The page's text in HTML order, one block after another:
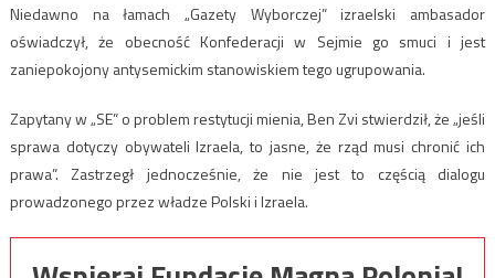
Niedawno na łamach „Gazety Wyborczej” izraelski ambasador
oświadczył, że obecność Konfederacji w Sejmie go smuci i jest
zaniepokojony antysemickim stanowiskiem tego ugrupowania.
Zapytany w „SE” o problem restytucji mienia, Ben Zvi stwierdził, że „jeśli
sprawa dotyczy obywateli Izraela, to jasne, że rząd musi chronić ich
prawa”. Zastrzegł jednocześnie, że nie jest to częścią dialogu
prowadzonego przez władze Polski i Izraela.